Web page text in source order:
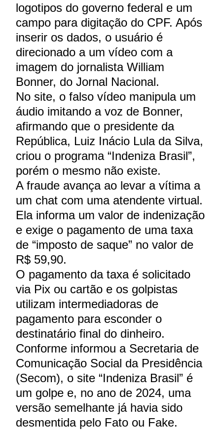
logotipos do governo federal e um
campo para digitação do CPF. Após
inserir os dados, o usuário é
direcionado a um vídeo com a
imagem do jornalista William
Bonner, do Jornal Nacional.
No site, o falso vídeo manipula um
áudio imitando a voz de Bonner,
afirmando que o presidente da
República, Luiz Inácio Lula da Silva,
criou o programa “Indeniza Brasil”,
porém o mesmo não existe.
A fraude avança ao levar a vítima a
um chat com uma atendente virtual.
Ela informa um valor de indenização
e exige o pagamento de uma taxa
de “imposto de saque” no valor de
R$ 59,90.
O pagamento da taxa é solicitado
via Pix ou cartão e os golpistas
utilizam intermediadoras de
pagamento para esconder o
destinatário final do dinheiro.
Conforme informou a Secretaria de
Comunicação Social da Presidência
(Secom), o site “Indeniza Brasil” é
um golpe e, no ano de 2024, uma
versão semelhante já havia sido
desmentida pelo Fato ou Fake.